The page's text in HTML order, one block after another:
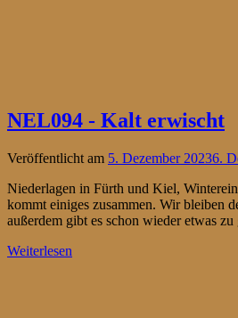
NEL094 - Kalt erwischt
Veröffentlicht am 5. Dezember 20236.
Niederlagen in Fürth und Kiel,
kommt einiges zusammen. Wir bleiben
außerdem gibt es schon wieder etwas
Weiterlesen